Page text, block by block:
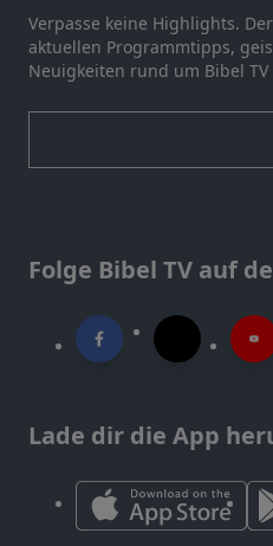
Verpasse keine Highlights.
aktuellen Programmtipps,
Neuigkeiten rund um Bibel
Folge Bibel TV auf
Lade dir die App